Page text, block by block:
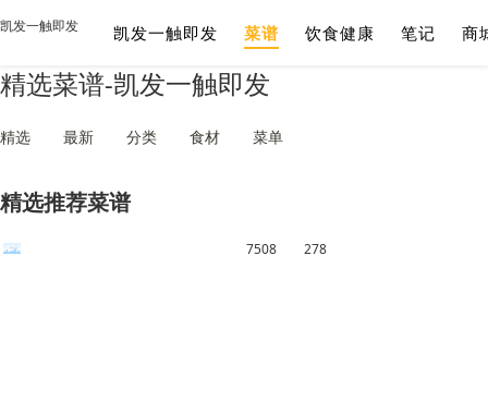
精选菜谱-凯发一触即发
凯发一触即发 凯发一触即发 菜谱 饮食健康 笔记 商
精选 最新 分类 食材 菜单
精选推荐菜谱
7508 278